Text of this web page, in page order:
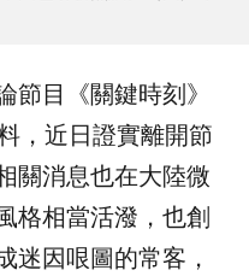
節目《關鍵時刻 》
，近日證實離開節
關消息也在大陸微
格相當活潑，也創
迷因哏圖的常客，